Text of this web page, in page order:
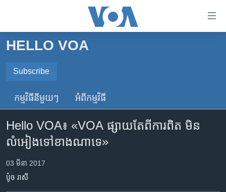
គេហទំព័រ​
រំលង​
ព័ត៌មាន​​
រំលង​
និង​
កម្ពុជា
អន្តរជាតិ
ចិន
ហេឡូវីអូអេ
កម្ពុជាច្នៃប្រតិដ្ឋ
ព្រឹត្តិការណ៍ព័ត៌មាន
ទូរទស្សន៍ / វីដេអូ​
HELLO VOA
Subscribe
SUBSCRIBE
ទទួល​​​សេវា​​​ Podcast
កម្មវិធី​នីមួយៗ អំពី​កម្មវិធី​
Hello VOA៖ «VOA ​ផ្សាយ​តែពី​ការ​ពិត មិន​
លំអៀង​ទៅ​ខាង​ណា​ទេ‍»
03 មីនា 2017
ប៉ូច រាសី